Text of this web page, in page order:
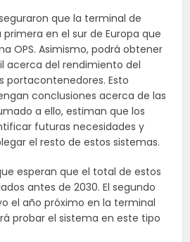
que la terminal de
en el sur de Europa que
OPS. Asimismo, podrá obtener
acerca del rendimiento del
portacontenedores. Esto
conclusiones acerca de las
a ello, estiman que los
futuras necesidades y
el resto de estos sistemas.
esperan que el total de estos
antes de 2030. El segundo
el año próximo en la terminal
probar el sistema en este tipo